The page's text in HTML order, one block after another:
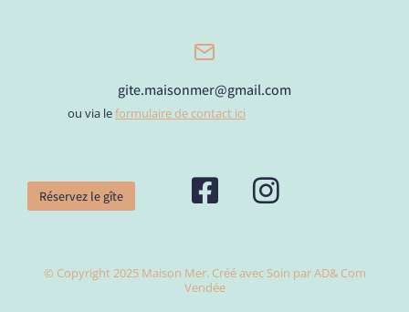
gite.maisonmer@gmail.com
ou via leformulaire de contact ici
Réservez le gîte
© Copyright 2025 Maison Mer. Créé avec Soin par AD& Com
Vendée